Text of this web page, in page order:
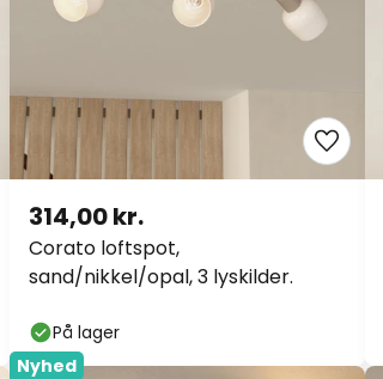
Corato loftspot,
sand/nikkel/opal, 3 lyskilder.
314,00 kr.
På lager
Nyhed